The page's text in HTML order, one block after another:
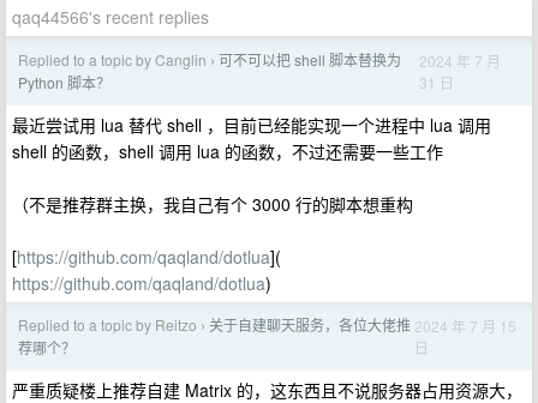
qaq44566's recent replies
Replied to a topic by Canglin › 可不可以把 shell 脚本替换为
Python 脚本？
2024 年 7 月
31 日
最近尝试用 lua 替代 shell ，目前已经能实现一个进程中 lua 调用
shell 的函数，shell 调用 lua 的函数，不过还需要一些工作
（不是推荐群主换，我自己有个 3000 行的脚本想重构
[https://github.com/qaqland/dotlua](
https://github.com/qaqland/dotlua)
Replied to a topic by Reitzo › 关于自建聊天服务，各位大佬推
荐哪个？
2024 年 7 月 15
日
严重质疑楼上推荐自建 Matrix 的，这东西且不说服务器占用资源大，